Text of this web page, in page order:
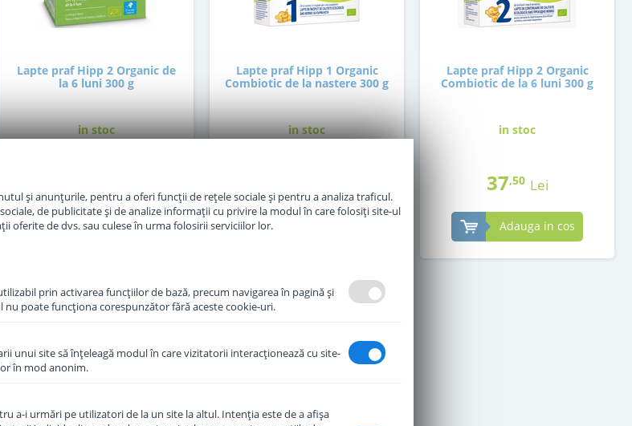
Lapte praf Hipp 2 Organic de
la 6 luni 300 g
in stoc
Adauga in cos
Lapte praf Hipp 1 Organic
Combiotic de la nastere 300 g
in stoc
Lapte praf Hipp 2 Organic
Combiotic de la 6 luni 300 g
in stoc
37,50 Lei
Adauga in cos
și anunțurile, pentru a oferi funcții de rețele sociale și pentru a analiza traficul.
de publicitate și de analize informații cu privire la modul în care folosiți site-ul
oferite de dvs. sau culese în urma folosirii serviciilor lor.
prin activarea funcţiilor de bază, precum navigarea în pagină şi
nu poate funcţiona corespunzător fără aceste cookie-uri.
unui site să înţeleagă modul în care vizitatorii interacţionează cu site-
în mod anonim.
a-i urmări pe utilizatori de la un site la altul. Intenţia este de a afişa